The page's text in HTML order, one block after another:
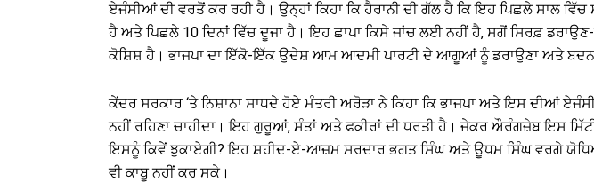
ਏਜੰਸੀਆਂ ਦੀ ਵਰਤੋਂ ਕਰ ਰਹੀ ਹੈ। ਉਨ੍ਹਾਂ ਕਿਹਾ ਕਿ ਹੈਰਾਨੀ ਦੀ ਗੱਲ ਹੈ ਕਿ ਇਹ ਪਿਛਲੇ ਸਾਲ ਵਿੱਚ
ਹੈ ਅਤੇ ਪਿਛਲੇ 10 ਦਿਨਾਂ ਵਿੱਚ ਦੂਜਾ ਹੈ। ਇਹ ਛਾਪਾ ਕਿਸੇ ਜਾਂਚ ਲਈ ਨਹੀਂ ਹੈ, ਸਗੋਂ ਸਿਰਫ਼
ਕੋਸ਼ਿਸ਼ ਹੈ। ਭਾਜਪਾ ਦਾ ਇੱਕੋ-ਇੱਕ ਉਦੇਸ਼ ਆਮ ਆਦਮੀ ਪਾਰਟੀ ਦੇ ਆਗੂਆਂ ਨੂੰ ਡਰਾਉਣਾ ਅਤੇ
ਕੇਂਦਰ ਸਰਕਾਰ ‘ਤੇ ਨਿਸ਼ਾਨਾ ਸਾਧਦੇ ਹੋਏ ਮੰਤਰੀ ਅਰੋੜਾ ਨੇ ਕਿਹਾ ਕਿ ਭਾਜਪਾ ਅਤੇ ਇਸ ਦੀਆਂ
ਨਹੀਂ ਰਹਿਣਾ ਚਾਹੀਦਾ। ਇਹ ਗੁਰੂਆਂ, ਸੰਤਾਂ ਅਤੇ ਫਕੀਰਾਂ ਦੀ ਧਰਤੀ ਹੈ। ਜੇਕਰ ਔਰੰਗਜ਼ੇਬ ਇਸ
ਇਸਨੂੰ ਕਿਵੇਂ ਝੁਕਾਏਗੀ? ਇਹ ਸ਼ਹੀਦ-ਏ-ਆਜ਼ਮ ਸਰਦਾਰ ਭਗਤ ਸਿੰਘ ਅਤੇ ਊਧਮ ਸਿੰਘ ਵਰਗੇ
ਵੀ ਕਾਬੂ ਨਹੀਂ ਕਰ ਸਕੇ।